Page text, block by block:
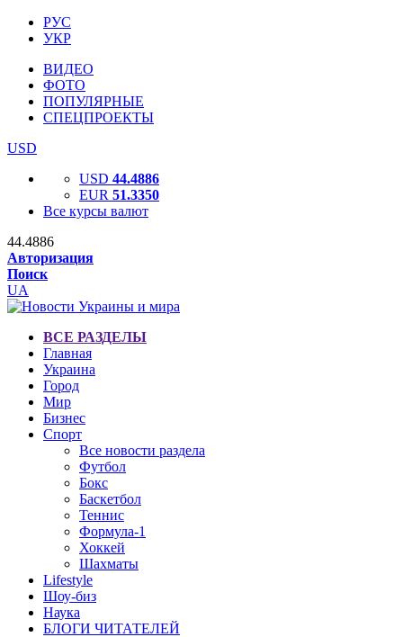
РУС
УКР
ВИДЕО
ФОТО
ПОПУЛЯРНЫЕ
СПЕЦПРОЕКТЫ
USD
USD 44.4886
EUR 51.3350
Все курсы валют
44.4886
Авторизация
Поиск
UA
ВСЕ РАЗДЕЛЫ
Главная
Украина
Город
Мир
Бизнес
Спорт
Все новости раздела
Футбол
Бокс
Баскетбол
Теннис
Формула-1
Хоккей
Шахматы
Lifestyle
Шоу-биз
Наука
БЛОГИ ЧИТАТЕЛЕЙ